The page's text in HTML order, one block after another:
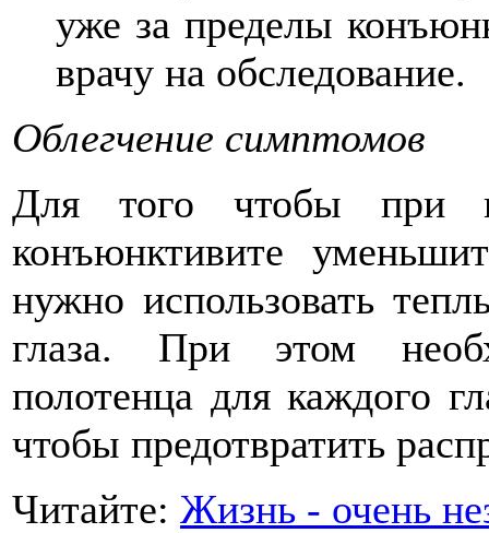
уже за пределы
врачу на обследование.
Облегчение симптомов
Для того чтобы при
конъюнктивите
нужно использовать
глаза. При этом
полотенца для каждого
чтобы предотвратить
Читайте: Жизнь - очень